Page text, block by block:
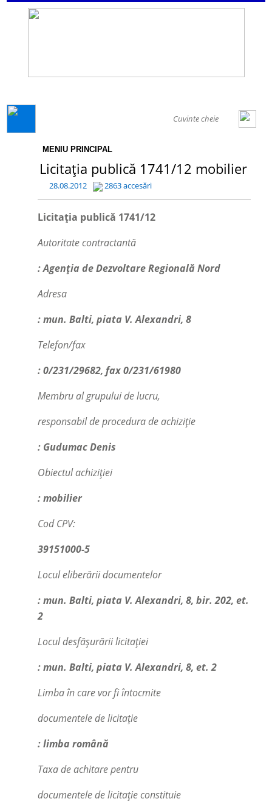
MENIU PRINCIPAL
Licitația publică 1741/12 mobilier
28.08.2012 2863 accesări
Licitația publică 1741/12
Autoritate contractantă
: Agenția de Dezvoltare Regională Nord
Adresa
: mun. Balti, piata V. Alexandri, 8
Telefon/fax
: 0/231/29682, fax 0/231/61980
Membru al grupului de lucru,
responsabil de procedura de achiziție
: Gudumac Denis
Obiectul achiziției
: mobilier
Cod CPV:
39151000-5
Locul eliberării documentelor
: mun. Balti, piata V. Alexandri, 8, bir. 202, et.
2
Locul desfășurării licitației
: mun. Balti, piata V. Alexandri, 8, et. 2
Limba în care vor fi întocmite
documentele de licitație
: limba română
Taxa de achitare pentru
documentele de licitație constituie